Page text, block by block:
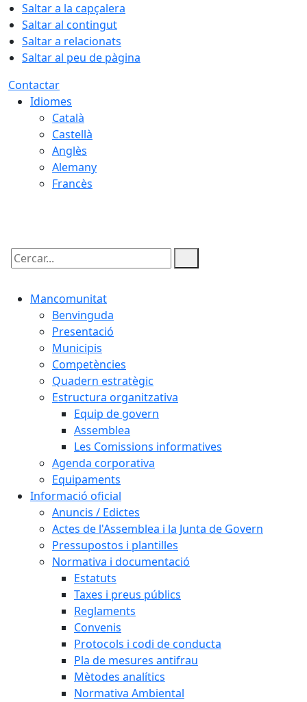
Saltar a la capçalera
Saltar al contingut
Saltar a relacionats
Saltar al peu de pàgina
Contactar
Idiomes
Català
Castellà
Anglès
Alemany
Francès
Cercar:
Mancomunitat
Benvinguda
Presentació
Municipis
Competències
Quadern estratègic
Estructura organitzativa
Equip de govern
Assemblea
Les Comissions informatives
Agenda corporativa
Equipaments
Informació oficial
Anuncis / Edictes
Actes de l'Assemblea i la Junta de Govern
Pressupostos i plantilles
Normativa i documentació
Estatuts
Taxes i preus públics
Reglaments
Convenis
Protocols i codi de conducta
Pla de mesures antifrau
Mètodes analítics
Normativa Ambiental